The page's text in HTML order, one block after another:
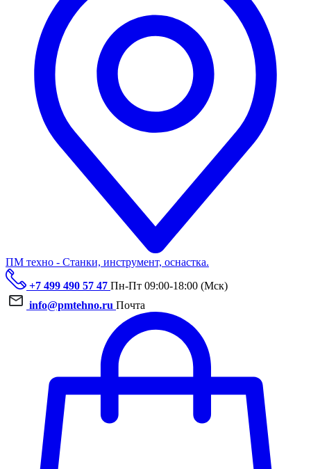
ПМ техно - Станки, инструмент, оснастка.
+7 499 490 57 47 Пн-Пт 09:00-18:00 (Мск)
info@pmtehno.ru Почта